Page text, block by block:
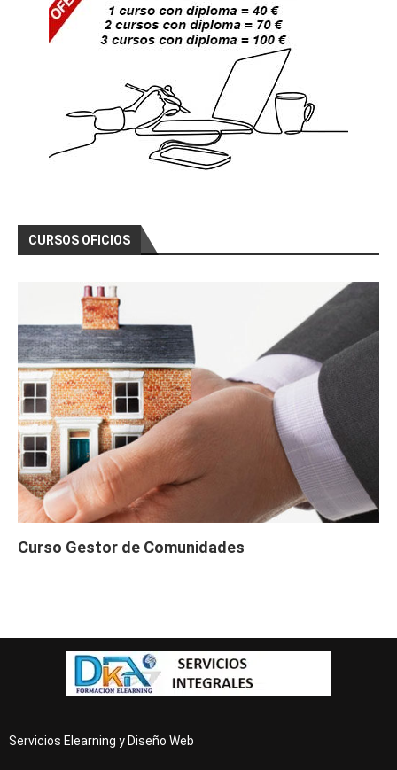
CURSOS OFICIOS
Curso Gestor de Comunidades
Servicios Elearning y Diseño Web